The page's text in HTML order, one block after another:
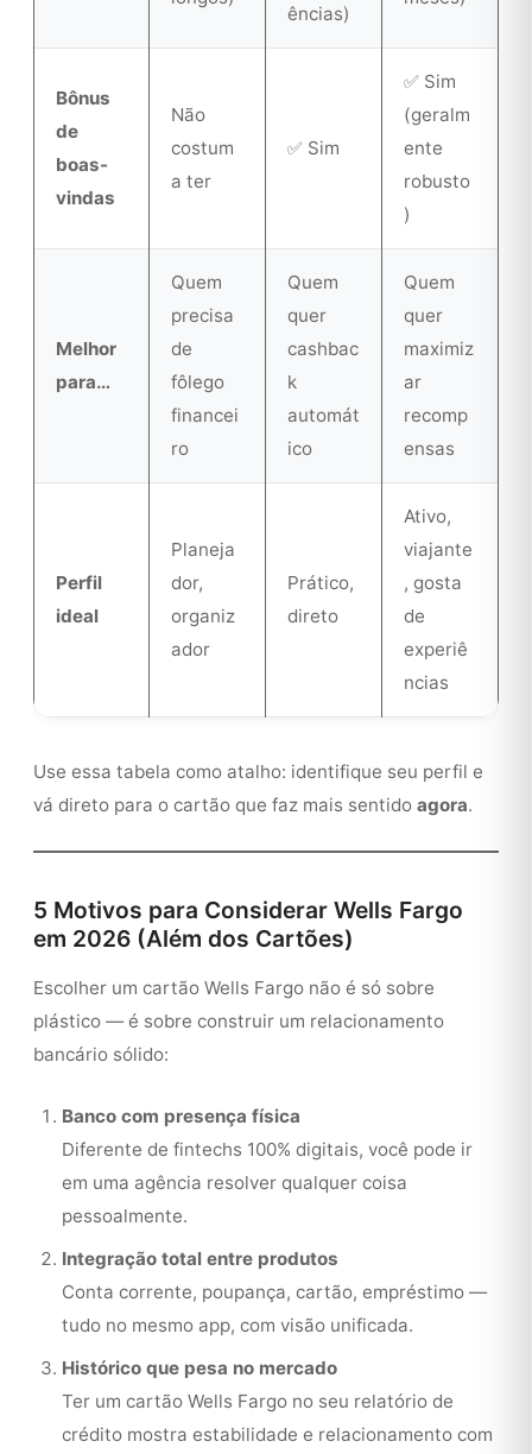
ências)
Bônus
de
boas-
vindas
Não
costum
a ter
✅ Sim
✅ Sim
(geralm
ente
robusto
)
Melhor
para…
Quem
precisa
de
fôlego
financei
ro
Quem
quer
cashbac
k
automát
ico
Quem
quer
maximiz
ar
recomp
ensas
Perfil
ideal
Planeja
dor,
organiz
ador
Prático,
direto
Ativo,
viajante
, gosta
de
experiê
ncias
Use essa tabela como atalho: identifique seu perfil e
vá direto para o cartão que faz mais sentido agora.
5 Motivos para Considerar Wells Fargo
em 2026 (Além dos Cartões)
Escolher um cartão Wells Fargo não é só sobre
plástico — é sobre construir um relacionamento
bancário sólido:
Banco com presença física
Diferente de fintechs 100% digitais, você pode ir
em uma agência resolver qualquer coisa
pessoalmente.
Integração total entre produtos
Conta corrente, poupança, cartão, empréstimo —
tudo no mesmo app, com visão unificada.
Histórico que pesa no mercado
Ter um cartão Wells Fargo no seu relatório de
crédito mostra estabilidade e relacionamento com